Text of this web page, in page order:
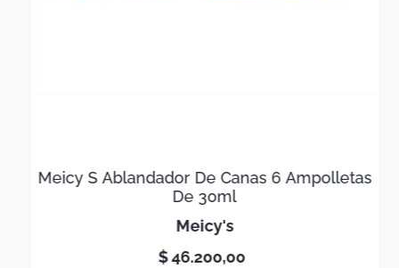
Meicy S Ablandador De Canas 6 Ampolletas
De 30ml
meicy's
$46.200,00